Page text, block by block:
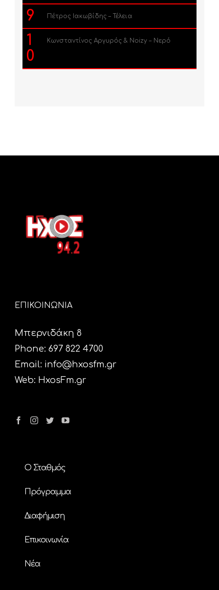
9 Πέτρος Ιακωβίδης – Τέλεια
1
0
Κωνσταντίνος Αργυρός & Noizy – Νερό
ΕΠΙΚΟΙΝΩΝΙΑ
Μπερνιδάκη 8
Phone: 697 822 4700
Email: info@hxosfm.gr
Web: HxosFm.gr
Ο Σταθμός
Πρόγραμμα
Διαφήμιση
Επικοινωνία
Nέα